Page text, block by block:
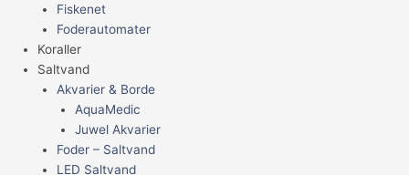
Fiskenet
Foderautomater
Koraller
Saltvand
Akvarier & Borde
AquaMedic
Juwel Akvarier
Foder – Saltvand
LED Saltvand